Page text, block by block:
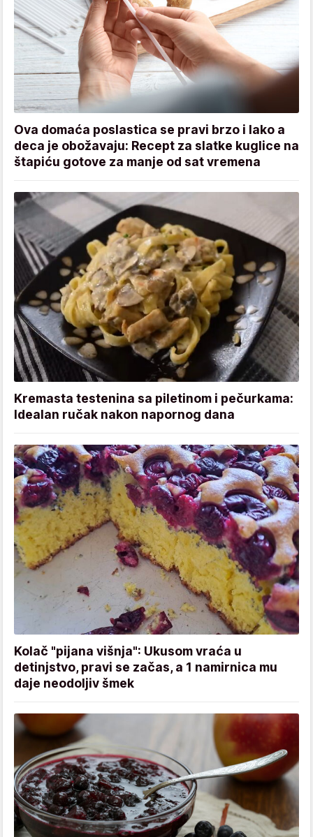
Ova domaća poslastica se pravi brzo i lako a
deca je obožavaju: Recept za slatke kuglice na
štapiću gotove za manje od sat vremena
Kremasta testenina sa piletinom i pečurkama:
Idealan ručak nakon napornog dana
Kolač "pijana višnja": Ukusom vraća u
detinjstvo, pravi se začas, a 1 namirnica mu
daje neodoljiv šmek